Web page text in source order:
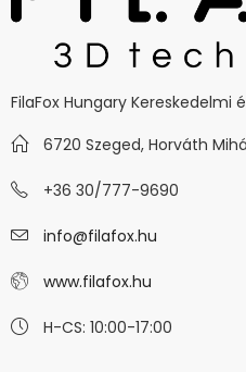
FilaFox Hungary Kereskedelmi
6720 Szeged, Horváth
+36 30/777-9690
info@filafox.hu
www.filafox.hu
H-CS: 10:00-17:00